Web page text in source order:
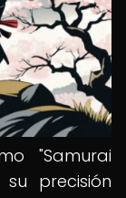
"Samurai
precisión